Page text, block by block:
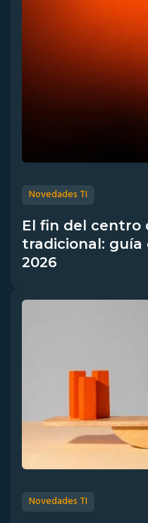
Novedades TI
El fin del centro
tradicional: guía
2026
Novedades TI